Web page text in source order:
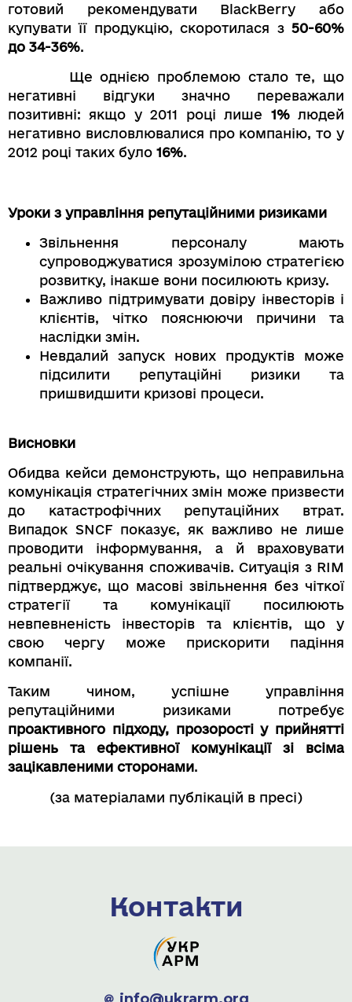
готовий рекомендувати BlackBerry або
купувати її продукцію, скоротилася з 50-60%
до 34-36%.
Ще однією проблемою стало те, що
негативні відгуки значно переважали
позитивні: якщо у 2011 році лише 1%людей
негативно висловлювалися про компанію, то у
2012 році таких було 16%.
Уроки з управління репутаційними ризиками
Звільнення персоналу мають
супроводжуватися зрозумілою стратегією
розвитку, інакше вони посилюють кризу.
Важливо підтримувати довіру інвесторів і
клієнтів, чітко пояснюючи причини та
наслідки змін.
Невдалий запуск нових продуктів може
підсилити репутаційні ризики та
пришвидшити кризові процеси.
Висновки
Обидва кейси демонструють, що неправильна
комунікація стратегічних змін може призвести
до катастрофічних репутаційних втрат.
Випадок SNCF показує, як важливо не лише
проводити інформування, а й враховувати
реальні очікування споживачів. Ситуація з RIM
підтверджує, що масові звільнення без чіткої
стратегії та комунікації посилюють
невпевненість інвесторів та клієнтів, що у
свою чергу може прискорити падіння
компанії.
Таким чином, успішне управління
репутаційними ризиками потребує
проактивного підходу, прозорості у прийнятті
рішень та ефективної комунікації зі всіма
зацікавленими сторонами.
(за матеріалами публікацій в пресі)
Контакти